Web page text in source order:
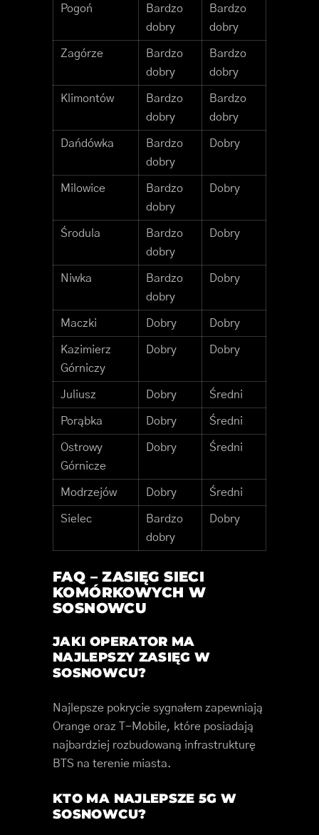
Pogoń
Bardzo
dobry
Bardzo
dobry
Zagórze
Bardzo
dobry
Bardzo
dobry
Klimontów
Bardzo
dobry
Bardzo
dobry
Dańdówka
Bardzo
dobry
Dobry
Milowice
Bardzo
dobry
Dobry
Środula
Bardzo
dobry
Dobry
Niwka
Bardzo
dobry
Dobry
Maczki Dobry Dobry
Kazimierz
Górniczy
Dobry Dobry
Juliusz Dobry Średni
Porąbka Dobry Średni
Ostrowy
Górnicze
Dobry Średni
Modrzejów Dobry Średni
Sielec
Bardzo
dobry
Dobry
FAQ – ZASIĘG SIECI
KOMÓRKOWYCH W
SOSNOWCU
JAKI OPERATOR MA
NAJLEPSZY ZASIĘG W
SOSNOWCU?
Najlepsze pokrycie sygnałem zapewniają
Orange oraz T-Mobile, które posiadają
najbardziej rozbudowaną infrastrukturę
BTS na terenie miasta.
KTO MA NAJLEPSZE 5G W
SOSNOWCU?